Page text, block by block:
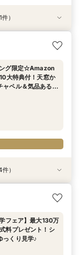
新会場を少人数で
ェニックなチャペル
ウエディングを体
）
グ限定☆Amazon
大特典付！天窓か
ャペル＆気品ある非
シェフ監修*試食
サポート×豪華特典
デザイナーズメゾン
新会場を少人数で
ェニックなチャペル
ルウエディングを体
フ”五感で愉し
）
フェア】最大130万
料プレゼント！シ
っくり見学♪